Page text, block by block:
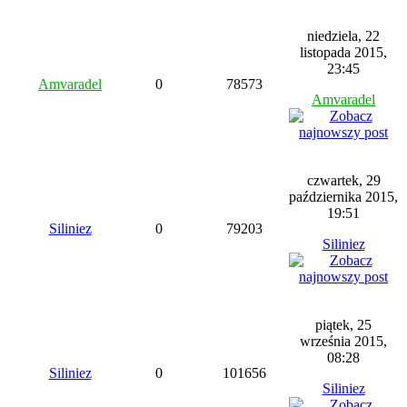
Amvaradel 0 78573
niedziela, 22
listopada 2015,
23:45
Amvaradel
Siliniez 0 79203
czwartek, 29
października 2015,
19:51
Siliniez
Siliniez 0 101656
piątek, 25
września 2015,
08:28
Siliniez